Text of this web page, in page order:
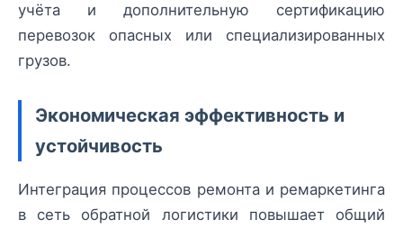
учёта и дополнительную сертификацию
перевозок опасных или специализированных
грузов.
Экономическая эффективность и
устойчивость
Интеграция процессов ремонта и ремаркетинга
в сеть обратной логистики повышает общий